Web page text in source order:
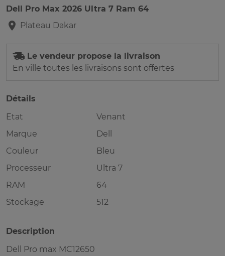
Dell Pro Max 2026 Ultra 7 Ram 64
Plateau Dakar
Le vendeur propose la livraison
En ville toutes les livraisons sont offertes
Détails
Etat
Venant
Marque
Dell
Couleur
Bleu
Processeur
Ultra 7
RAM
64
Stockage
512
Description
Dell Pro max MC12650